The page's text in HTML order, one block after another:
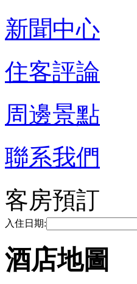
新聞中心
住客評論
周邊景點
聯系我們
客房預訂
入住日期:
酒店地圖